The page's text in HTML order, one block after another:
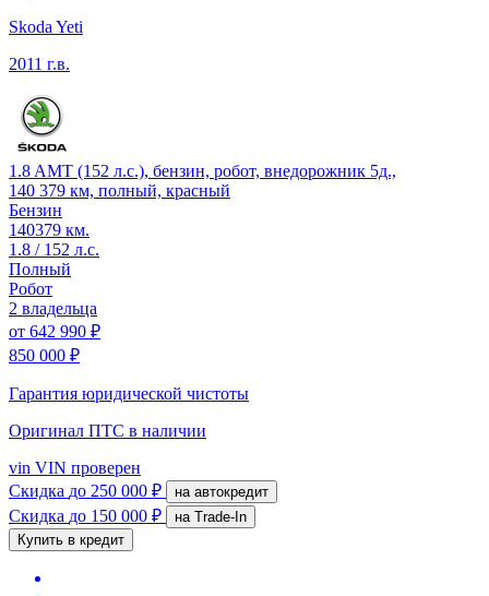
Skoda Yeti
2011 г.в.
1.8 AMT (152 л.с.), бензин, робот, внедорожник 5д.,
140 379 км, полный, красный
Бензин
140379 км.
1.8 / 152 л.с.
Полный
Робот
2 владельца
от 642 990 ₽
850 000 ₽
Гарантия юридической чистоты
Оригинал ПТС в наличии
vin VIN проверен
Скидка до 250 000 ₽ на автокредит
Скидка до 150 000 ₽
на Trade-In
Купить в кредит